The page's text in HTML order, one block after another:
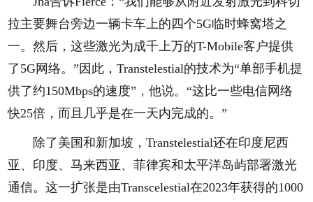
拉主要舞台旁边一辆卡车上的四个5G临时蜂窝塔之
一。然后，这些激光为成千上万的T-Mobile客户提供
了5G网络。”因此，Transtelestial的技术为“单部手机提
供了约150Mbps的速度”，他说。“这比一些电信网络
快25倍，而且几乎是在一天内完成的。”
除了美国和新加坡，Transtelestial还在印度尼西
亚、印度、马来西亚、菲律宾和太平洋岛屿部署激光
通信。这一扩张是由Transcelestial在2023年获得的1000